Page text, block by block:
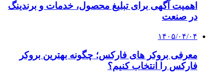
اهمیت آگهی برای تبلیغ محصول، خدمات و برندینگ
در صنعت
۱۴۰۵/۰۴/۰۴
معرفی بروکر های فارکس؛ چگونه بهترین بروکر
فارکس را انتخاب کنیم؟